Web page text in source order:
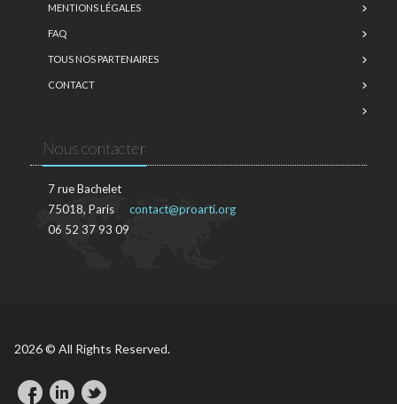
MENTIONS LÉGALES
FAQ
TOUS NOS PARTENAIRES
CONTACT
Nous contacter
7 rue Bachelet
75018, Paris
06 52 37 93 09
contact@proarti.org
2026 © All Rights Reserved.